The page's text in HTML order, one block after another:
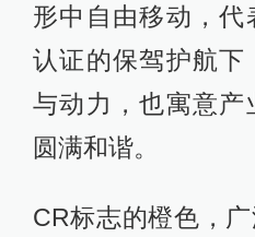
形中自由移动，
认证的保驾护航下
与动力，也寓意产
圆满和谐。
CR标志的橙色，